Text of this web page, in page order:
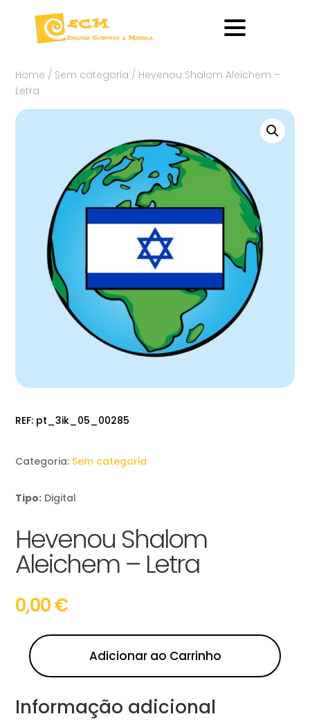
Home / Sem categoria / Hevenou Shalom Aleichem –
Letra
REF: pt_3ik_05_00285
Categoria: Sem categoria
Tipo: Digital
Hevenou Shalom
Aleichem – Letra
0,00€
Adicionar ao Carrinho
Informação adicional